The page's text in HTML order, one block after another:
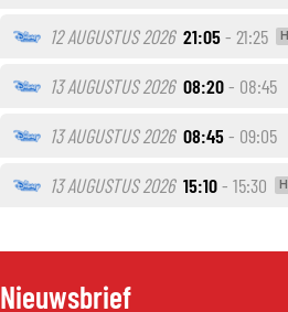
12 AUGUSTUS 2026 21:05- 21:25 H
13 AUGUSTUS 2026 08:20- 08:45
13 AUGUSTUS 2026 08:45- 09:05
13 AUGUSTUS 2026 15:10- 15:30 H
Nieuwsbrief